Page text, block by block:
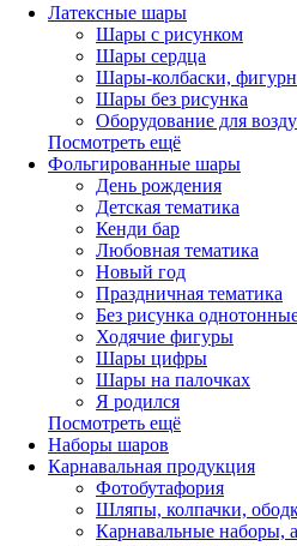
Латексные шары
Шары с рисунком
Шары сердца
Шары-колбаски,
Шары без рисунка
Оборудование для
Посмотреть ещё
Фольгированные шары
День рождения
Детская тематика
Кенди бар
Любовная тематика
Новый год
Праздничная тематика
Без рисунка
Ходячие фигуры
Шары цифры
Шары на палочках
Я родился
Посмотреть ещё
Наборы шаров
Карнавальная продукция
Фотобутафория
Шляпы, колпачки,
Карнавальные наборы,